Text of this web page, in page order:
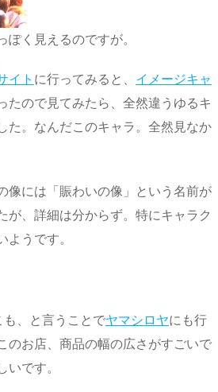
く見えるのですが。
イト に行ってみると、 イメージキャ
たので見てみたら、全然違うゆるキ
た。なんだこのキャラ。全然見なか
像には「賑わいの像」という名前が
が、詳細は分からず。特にキャラク
ようです。
、と言うことでヤマシロヤにも行
のお店、商品の幅の広さがすごいで
いです。